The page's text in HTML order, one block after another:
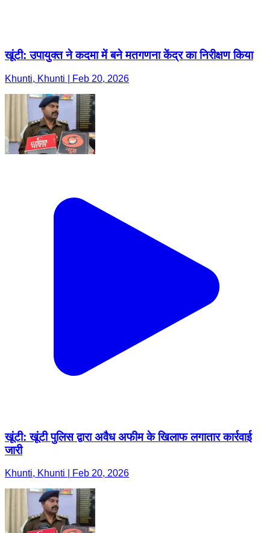
खूंटी: उपायुक्त ने कदमा में बने मतगणना केंद्र का निरीक्षण किया
Khunti, Khunti | Feb 20, 2026
खूंटी: खूंटी पुलिस द्वारा अवैध अफीम के खिलाफ लगातार कार्रवाई
जारी
Khunti, Khunti | Feb 20, 2026